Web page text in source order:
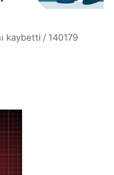
kaybetti /140179